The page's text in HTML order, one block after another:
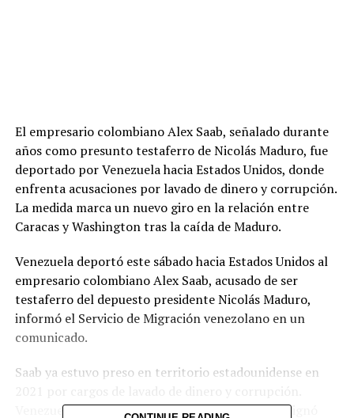
El empresario colombiano Alex Saab, señalado durante
años como presunto testaferro de Nicolás Maduro, fue
deportado por Venezuela hacia Estados Unidos, donde
enfrenta acusaciones por lavado de dinero y corrupción.
La medida marca un nuevo giro en la relación entre
Caracas y Washington tras la caída de Maduro.
Venezuela deportó este sábado hacia Estados Unidos al
empresario colombiano Alex Saab, acusado de ser
testaferro del depuesto presidente Nicolás Maduro,
informó el Servicio de Migración venezolano en un
comunicado.
Saab ya estuvo preso en territorio estadounidense en
Venezuela negoció su liberación en 2023 y lo designó